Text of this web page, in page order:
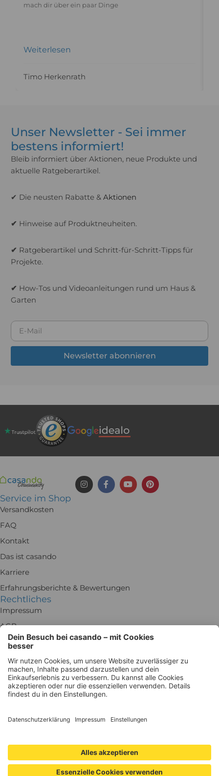
mach dir über ein paar Dinge
Weiterlesen
Timo Herkenrath
Unser Newsletter - Sei immer
bestens informiert!
Bleib informiert über Aktionen, neue Produkte und
aktuelle Ratgeberartikel.
✔ Die neusten Rabatte &Aktionen
✔ Hinweise auf Produktneuheiten.
✔ Ratgeberartikel und Schritt-für-Schritt-Tipps für
Projekte.
✔ How-Tos und Videoanleitungen rund um Haus &
Garten
Newsletter abonnieren
Service im Shop
Versandkosten
FAQ
Kontakt
Das ist casando
Karriere
Erfahrungsberichte & Bewertungen
Rechtliches
Impressum
AGB
Rückgabe
Batteriegesetz
Datenschutz
Widerrufsrecht
Datenschutzeinstellungen
Holz-Richter GmbH